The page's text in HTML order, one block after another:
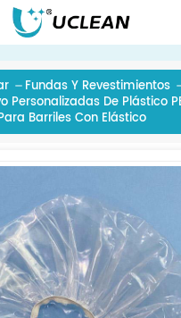
Fundas Y Revestimientos
Personalizadas De Plástico
Barriles Con Elástico